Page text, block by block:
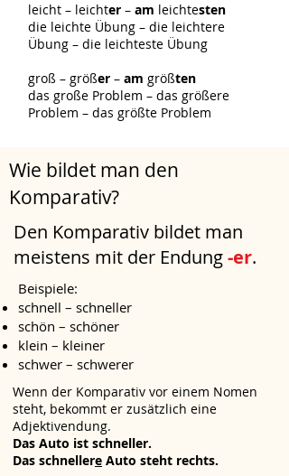
leicht – leichter – am leichtesten
die leichte Übung – die leichtere
Übung – die leichteste Übung
groß – größer – am größten
das große Problem – das größere
Problem – das größte Problem
Wie bildet man den
Komparativ?
Den Komparativ bildet man
meistens mit der Endung-er.
Beispiele:
schnell – schneller
schön – schöner
klein – kleiner
schwer – schwerer
​​Wenn der Komparativ vor einem Nomen
steht, bekommt er zusätzlich eine
Adjektivendung.
Das Auto ist schneller.
Das schnellere Auto steht rechts.